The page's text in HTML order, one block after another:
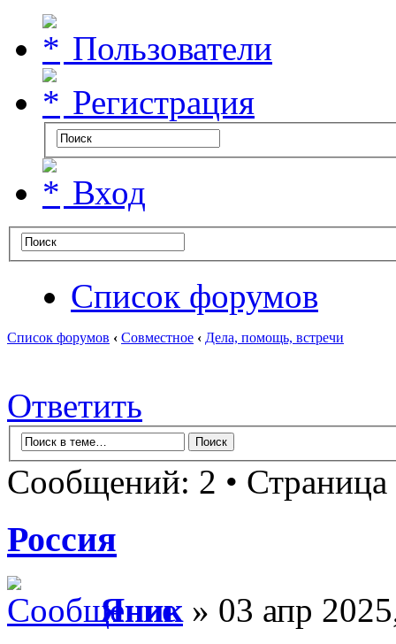
Пользователи
Регистрация
Вход
Список форумов
Список форумов ‹ Совместное ‹ Дела, помощь, встречи
Ответить
Сообщений: 2 • Страница
Россия
Яник» 03 апр